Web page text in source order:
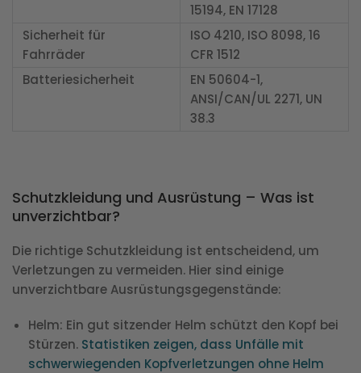
15194, EN 17128
Sicherheit für
Fahrräder
ISO 4210, ISO 8098, 16
CFR 1512
Batteriesicherheit
EN 50604-1,
ANSI/CAN/UL 2271, UN
38.3
Schutzkleidung und Ausrüstung – Was ist
unverzichtbar?
Die richtige Schutzkleidung ist entscheidend, um
Verletzungen zu vermeiden. Hier sind einige
unverzichtbare Ausrüstungsgegenstände:
Helm: Ein gut sitzender Helm schützt den Kopf bei
Stürzen. Statistiken zeigen, dass Unfälle mit
schwerwiegenden Kopfverletzungen ohne Helm